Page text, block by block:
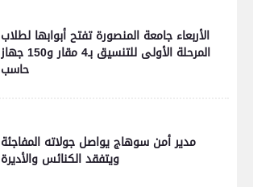
الأربعاء جامعة المنصورة تفتح أبوابها لطلاب
المرحلة الأولى للتنسيق بـ4 مقار و150 جهاز
حاسب
مدير أمن سوهاج يواصل جولاته المفاجئة
ويتفقد الكنائس والأديرة